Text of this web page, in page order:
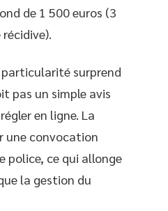
de 1 500 euros (3
surprend
pas un simple avis
en ligne. La
une convocation
police, ce qui allonge
la gestion du